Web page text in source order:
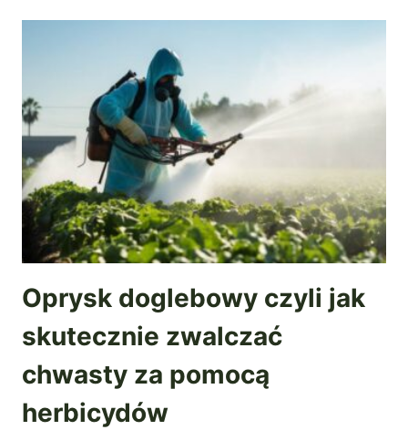
Oprysk doglebowy czyli jak
skutecznie zwalczać
chwasty za pomocą
herbicydów